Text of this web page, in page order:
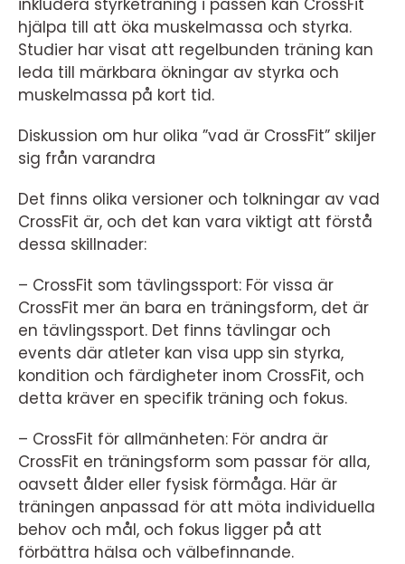
inkludera styrketräning i passen kan CrossFit
hjälpa till att öka muskelmassa och styrka.
Studier har visat att regelbunden träning kan
leda till märkbara ökningar av styrka och
muskelmassa på kort tid.
Diskussion om hur olika ”vad är CrossFit” skiljer
sig från varandra
Det finns olika versioner och tolkningar av vad
CrossFit är, och det kan vara viktigt att förstå
dessa skillnader:
– CrossFit som tävlingssport: För vissa är
CrossFit mer än bara en träningsform, det är
en tävlingssport. Det finns tävlingar och
events där atleter kan visa upp sin styrka,
kondition och färdigheter inom CrossFit, och
detta kräver en specifik träning och fokus.
– CrossFit för allmänheten: För andra är
CrossFit en träningsform som passar för alla,
oavsett ålder eller fysisk förmåga. Här är
träningen anpassad för att möta individuella
behov och mål, och fokus ligger på att
förbättra hälsa och välbefinnande.